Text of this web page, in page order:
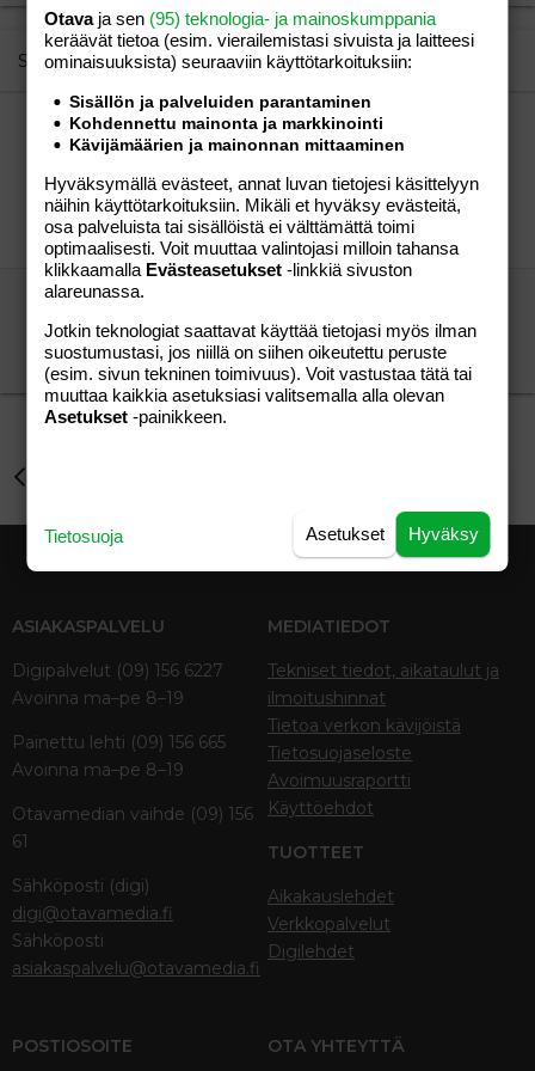
22
26
Times New Roman
Trebuchet MS
Verdana
Similar threads
Kolumni: Sanna Marin laskettelee luikuria,
Petteri Orpon arvopohja joustaa ja Aino-Kaisa
Pekonen syö sanansa – Mikä on kesän kuumin
häröily?
vierailija Aihe vapaa
8
Aihe vapaa
05.03.2026
vierailija
Epävarma seksuaalisuus, silti niin oma ihana
kultainen mies!
sensitivemind1 Seksi
8
Seksi
30.09.2009
nimimerkitön elli jatkaa
ASIAKASPALVELU
Digipalvelut (09) 156 6227
Avoinna ma–pe 8–19
Painettu lehti (09) 156 665
Avoinna ma–pe 8–19
Otavamedian vaihde (09) 156
61
Sähköposti (digi)
digi@otavamedia.fi
Sähköposti
asiakaspalvelu@otavamedia.fi
MEDIATIEDOT
Tekniset tiedot, aikataulut ja
ilmoitushinnat
Tietoa verkon kävijöistä
Tietosuojaseloste
Avoimuusraportti
Käyttöehdot
TUOTTEET
Aikakauslehdet
Verkkopalvelut
Digilehdet
POSTIOSOITE OTA YHTEYTTÄ
Otavaja sen (95) teknologia- ja mainoskumppania
keräävät tietoa (esim. vierailemis­tasi sivuista ja laitteesi
ominaisuuk­sista) seuraaviin käyttötarkoituksiin:
Sisällön ja palveluiden parantaminen
Kohdennettu mainonta ja markkinointi
Kävijämäärien ja mainonnan mittaaminen
Hyväksymällä evästeet, annat luvan tietojesi käsittelyyn
näihin käyttötarkoituksiin. Mikäli et hyväksy evästeitä,
osa palveluista tai sisällöistä ei välttämättä toimi
optimaalisesti. Voit muuttaa valintojasi milloin tahansa
klikkaamalla Evästeasetukset -linkkiä sivuston
alareunassa.
Jotkin teknologiat saattavat käyttää tietojasi myös ilman
suostumustasi, jos niillä on siihen oikeutettu peruste
(esim. sivun tekninen toimivuus). Voit vastustaa tätä tai
muuttaa kaikkia asetuksiasi valitsemalla alla olevan
Asetukset -painikkeen.
Hyväksy
Asetukset
Tietosuoja